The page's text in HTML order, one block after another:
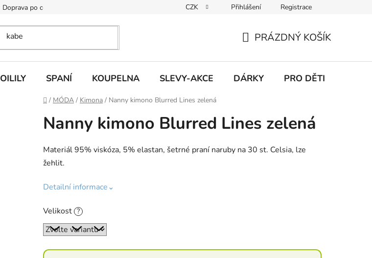
Doprava po celé EU Udržitelnost Inspirace Obchodní podmínky
CZK Přihlášení Registrace
KOŠÍK
PRÁZDNÝ KOŠÍK
OILILY SPANÍ KOUPELNA SLEVY-AKCE DÁRKY PRO DĚTI
Domů
/ MÓDA / Kimona / Nanny kimono Blurred Lines zelená
Nanny kimono Blurred Lines zelená
Materiál 95% viskóza, 5% elastan, šetrné praní naruby na 30 st. Celsia, lze
žehlit.
Detailní informace⌄
Velikost ?